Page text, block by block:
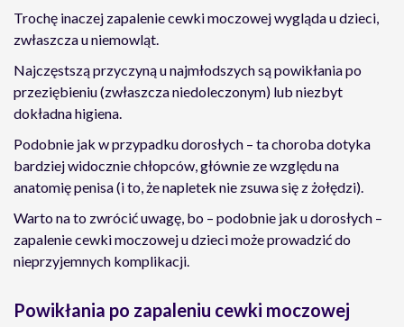
Trochę inaczej zapalenie cewki moczowej wygląda u dzieci,
zwłaszcza u niemowląt.
Najczęstszą przyczyną u najmłodszych są powikłania po
przeziębieniu (zwłaszcza niedoleczonym) lub niezbyt
dokładna higiena.
Podobnie jak w przypadku dorosłych – ta choroba dotyka
bardziej widocznie chłopców, głównie ze względu na
anatomię penisa (i to, że napletek nie zsuwa się z żołędzi).
Warto na to zwrócić uwagę, bo – podobnie jak u dorosłych –
zapalenie cewki moczowej u dzieci może prowadzić do
nieprzyjemnych komplikacji.
Powikłania po zapaleniu cewki moczowej